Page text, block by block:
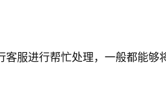
客服进行帮忙处理，一般都能够